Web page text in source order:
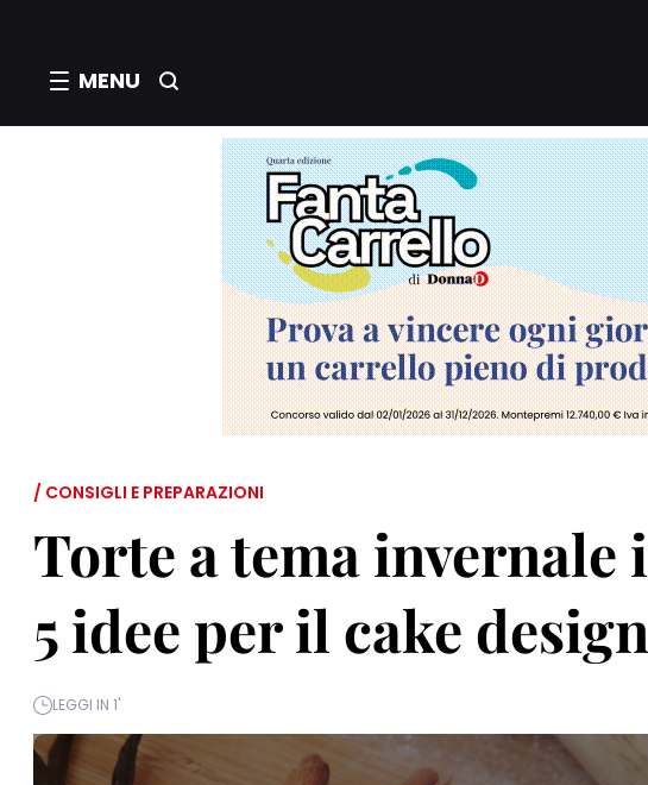
MENU
/ CONSIGLI E PREPARAZIONI
Torte a tema invernale
5 idee per il cake design
LEGGI IN 1'